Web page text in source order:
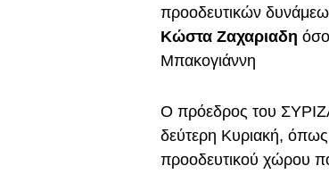
προοδευτικών
Κώστα Ζαχαριαδη
Μπακογιάννη
Ο πρόεδρος του
δεύτερη Κυριακή, όπως
προοδευτικού χώρου